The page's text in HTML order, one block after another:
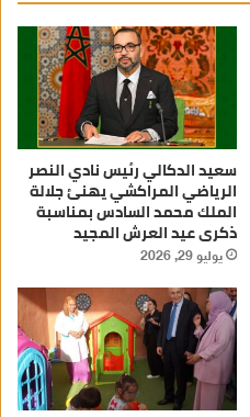
سعيد الدكالي رئيس نادي النصر
الرياضي المراكشي يهنئ جلالة
الملك محمد السادس بمناسبة
ذكرى عيد العرش المجيد
يوليو 29, 2026